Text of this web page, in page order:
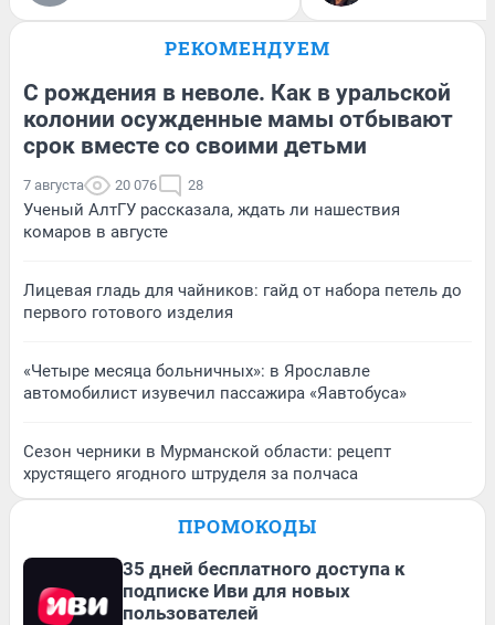
РЕКОМЕНДУЕМ
С рождения в неволе. Как в уральской
колонии осужденные мамы отбывают
срок вместе со своими детьми
7 августа 20 076 28
Ученый АлтГУ рассказала, ждать ли нашествия
комаров в августе
Лицевая гладь для чайников: гайд от набора петель до
первого готового изделия
«Четыре месяца больничных»: в Ярославле
автомобилист изувечил пассажира «Яавтобуса»
Сезон черники в Мурманской области: рецепт
хрустящего ягодного штруделя за полчаса
ПРОМОКОДЫ
35 дней бесплатного доступа к
подписке Иви для новых
пользователей